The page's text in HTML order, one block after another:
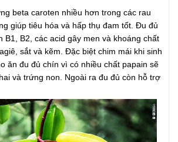
beta caroten nhiều hơn trong các rau
giúp tiêu hóa và hấp thụ đam tốt. Đu đủ
B1, B2, các acid gây men và khoáng chất
sắt và kẽm. Đặc biệt chim mái khi sinh
ăn đu đủ chín vì có nhiều chất papain sẽ
và trứng non. Ngoài ra đu đủ còn hỗ trợ